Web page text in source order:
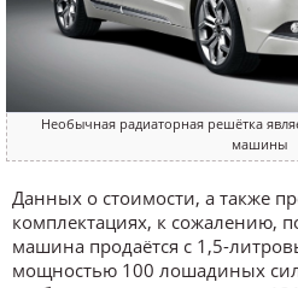
Необычная радиаторная решётка
машины
Данных о стоимости, а также
комплектациях, к сожалению,
машина продаётся с 1,5-
мощностью 100 лошадиных